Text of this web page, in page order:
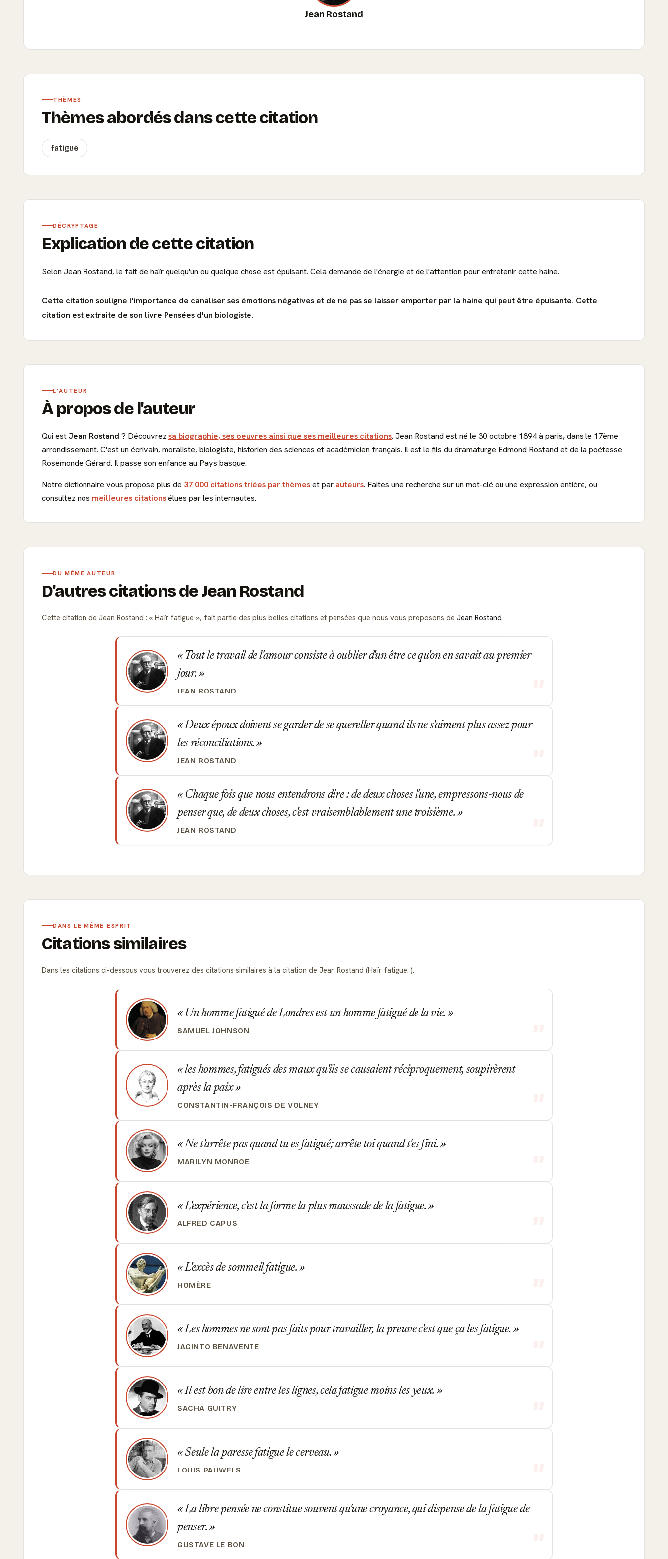
Jean Rostand
THÈMES
Thèmes abordés dans cette citation
fatigue
DÉCRYPTAGE
Explication de cette citation
Selon Jean Rostand, le fait de haïr quelqu'un ou quelque chose est épuisant. Cela demande de l'énergie et de l'attention pour entretenir cette haine.
Cette citation souligne l'importance de canaliser ses émotions négatives et de ne pas se laisser emporter par la haine qui peut être épuisante. Cette
citation est extraite de son livre Pensées d'un biologiste.
L'AUTEUR
À propos de l'auteur
Qui estJean Rostand ? Découvrez sa biographie, ses oeuvres ainsi que ses meilleures citations. Jean Rostand est né le 30 octobre 1894 à paris, dans le 17ème
arrondissement. C'est un écrivain, moraliste, biologiste, historien des sciences et académicien français. Il est le fils du dramaturge Edmond Rostand et de la poétesse
Rosemonde Gérard. Il passe son enfance au Pays basque.
Notre dictionnaire vous propose plus de 37 000 citations triées par thèmeset par auteurs. Faites une recherche sur un mot-clé ou une expression entière, ou
consultez nos meilleures citationsélues par les internautes.
DU MÊME AUTEUR
D'autres citations de Jean Rostand
Cette citation de Jean Rostand : Haïr fatigue , fait partie des plus belles citations et pensées que nous vous proposons de Jean Rostand.
Tout le travail de l'amour consiste à oublier d'un être ce qu'on en savait au premier
jour.
JEAN ROSTAND
Deux époux doivent se garder de se quereller quand ils ne s'aiment plus assez pour
les réconciliations.
JEAN ROSTAND
Chaque fois que nous entendrons dire : de deux choses l'une, empressons-nous de
penser que, de deux choses, c'est vraisemblablement une troisième.
JEAN ROSTAND
DANS LE MÊME ESPRIT
Citations similaires
Dans les citations ci-dessous vous trouverez des citations similaires à la citation de Jean Rostand (Haïr fatigue. ).
Un homme fatigué de Londres est un homme fatigué de la vie.
SAMUEL JOHNSON
les hommes, fatigués des maux qu'ils se causaient réciproquement, soupirèrent
après la paix
CONSTANTIN-FRANÇOIS DE VOLNEY
Ne t'arrête pas quand tu es fatigué; arrête toi quand t'es fini.
MARILYN MONROE
L'expérience, c'est la forme la plus maussade de la fatigue.
ALFRED CAPUS
L'excès de sommeil fatigue.
HOMÈRE
Les hommes ne sont pas faits pour travailler, la preuve c'est que ça les fatigue.
JACINTO BENAVENTE
Il est bon de lire entre les lignes, cela fatigue moins les yeux.
SACHA GUITRY
Seule la paresse fatigue le cerveau.
LOUIS PAUWELS
La libre pensée ne constitue souvent qu'une croyance, qui dispense de la fatigue de
penser.
GUSTAVE LE BON